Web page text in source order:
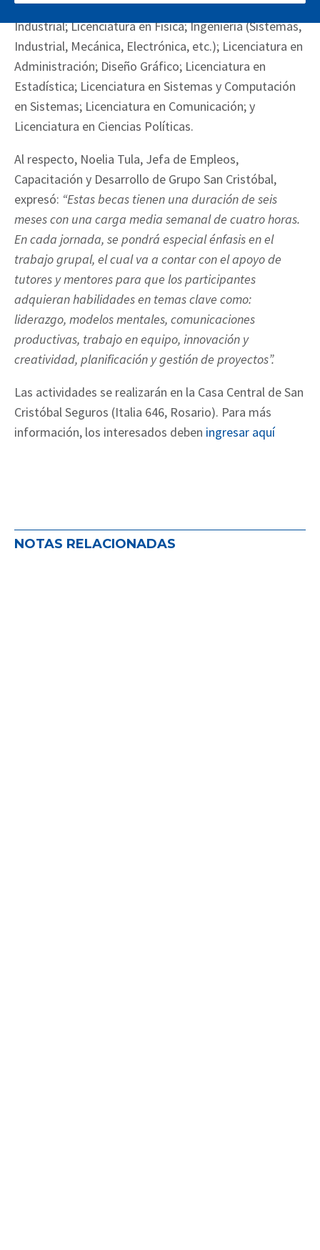
carreras: Licenciatura en Matemáticas; Diseño
Industrial; Licenciatura en Física; Ingeniería (Sistemas,
Industrial, Mecánica, Electrónica, etc.); Licenciatura en
Administración; Diseño Gráfico; Licenciatura en
Estadística; Licenciatura en Sistemas y Computación
en Sistemas; Licenciatura en Comunicación; y
Licenciatura en Ciencias Políticas.
Al respecto, Noelia Tula, Jefa de Empleos,
Capacitación y Desarrollo de Grupo San Cristóbal,
expresó: “Estas becas tienen una duración de seis
meses con una carga media semanal de cuatro horas.
En cada jornada, se pondrá especial énfasis en el
trabajo grupal, el cual va a contar con el apoyo de
tutores y mentores para que los participantes
adquieran habilidades en temas clave como:
liderazgo, modelos mentales, comunicaciones
productivas, trabajo en equipo, innovación y
creatividad, planificación y gestión de proyectos”.
Las actividades se realizarán en la Casa Central de San
Cristóbal Seguros (Italia 646, Rosario). Para más
información, los interesados deben ingresar aquí
NOTAS RELACIONADAS